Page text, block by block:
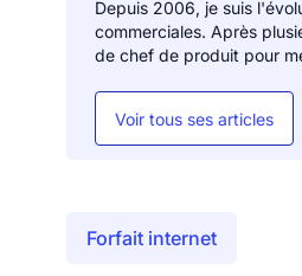
Depuis 2006, je suis
commerciales. Après
de chef de produit pour
Voir tous ses articles
Forfait internet